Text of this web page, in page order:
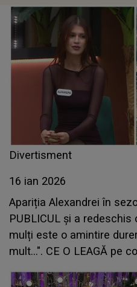
Divertisment
16 ian 2026
Apariția Alexandrei în
PUBLICUL și a redeschis
mulți este o amintire
mult...". CE O LEAGĂ pe concurenta din Casa Iubirii